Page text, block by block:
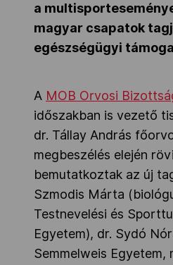
OVEP
a
magyar csapatok
egészségügyi
A MOB Orvosi
időszakban is vezető
dr. Tállay András
megbeszélés elején
bemutatkoztak az új
Szmodis Márta
Testnevelési és
Egyetem), dr. Sydó
Semmelweis Egyetem,